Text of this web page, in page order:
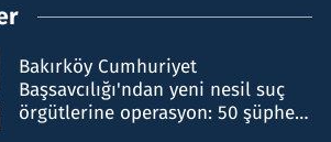
Bakırköy Cumhuriyet
Başsavcılığı'ndan yeni nesil suç
örgütlerine operasyon: 50 şüpheli